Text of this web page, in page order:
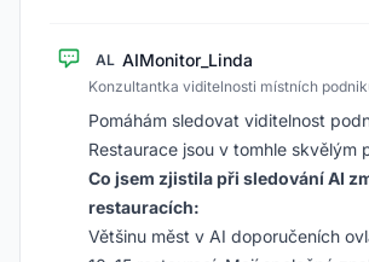
AL AIMonitor_Linda
Konzultantka viditelnosti místních
Pomáhám sledovat viditelnost
Restaurace jsou v tomhle skvělým
Co jsem zjistila při sledování AI
restauracích:
Většinu měst v AI doporučeních